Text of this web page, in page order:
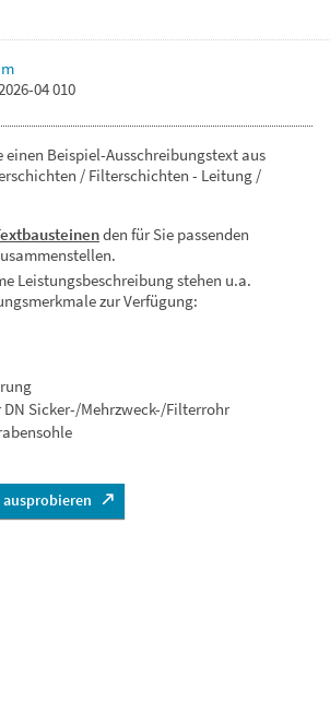
m
04 010
einen Beispiel-Ausschreibungstext aus
/ Filterschichten - Leitung /
den für Sie passenden
Leistungsbeschreibung stehen u.a.
zur Verfügung:
DN Sicker-/Mehrzweck-/Filterrohr